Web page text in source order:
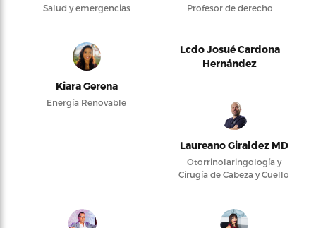
Salud y emergencias Profesor de derecho
Kiara Gerena
Energía Renovable
Lcdo Josué Cardona
Hernández
Laureano Giraldez MD
Otorrinolaringología y
Cirugía de Cabeza y Cuello